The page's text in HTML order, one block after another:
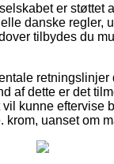
er
danske regler,
tilbydes du
af dette er det
kunne eftervise
uanset om